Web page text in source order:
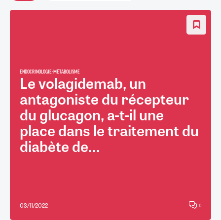
ENDOCRINOLOGIE-MÉTABOLISME
Le volagidemab, un
antagoniste du récepteur
du glucagon, a-t-il une
place dans le traitement du
diabète de...
03/11/2022 0